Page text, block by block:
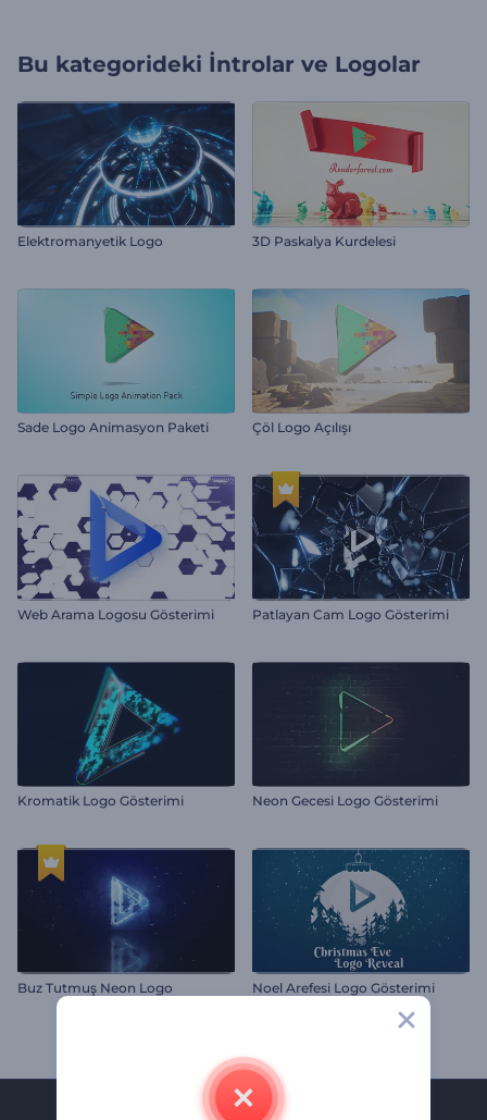
Bu kategorideki İntrolar ve Logolar
Elektromanyetik Logo 3D Paskalya Kurdelesi
Sade Logo Animasyon Paketi Çöl Logo Açılışı
Web Arama Logosu Gösterimi Patlayan Cam Logo Gösterimi
Kromatik Logo Gösterimi Neon Gecesi Logo Gösterimi
Buz Tutmuş Neon Logo Noel Arefesi Logo Gösterimi